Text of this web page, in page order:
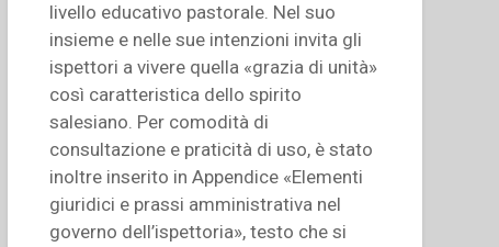
livello educativo pastorale. Nel suo
insieme e nelle sue intenzioni invita gli
ispettori a vivere quella «grazia di unità»
così caratteristica dello spirito
salesiano. Per comodità di
consultazione e praticità di uso, è stato
inoltre inserito in Appendice «Elementi
giuridici e prassi amministrativa nel
governo dell’ispettoria», testo che si